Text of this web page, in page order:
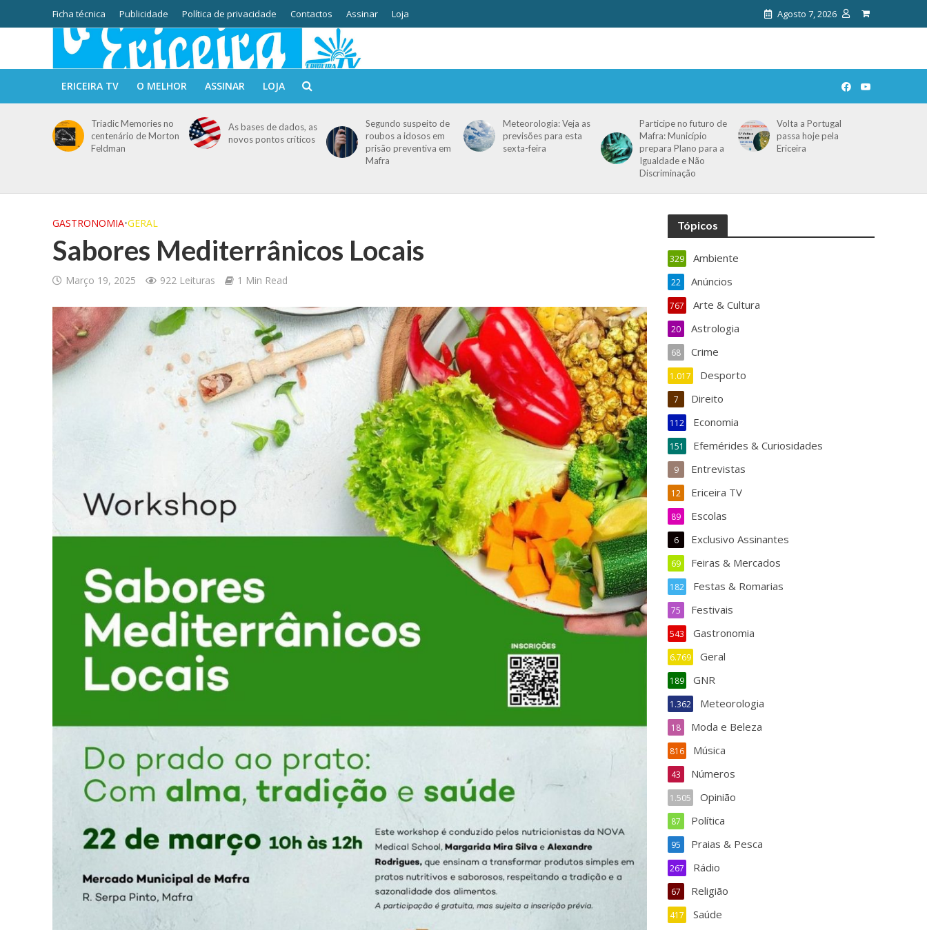
Ficha técnica Publicidade Política de privacidade Contactos Assinar Loja Agosto 7, 2026
ERICEIRA TV O MELHOR ASSINAR LOJA
Triadic Memories no
centenário de Morton
Feldman
As bases de dados, as
novos pontos críticos
Segundo suspeito de
roubos a idosos em
prisão preventiva em
Mafra
Meteorologia: Veja as
previsões para esta
sexta-feira
Participe no futuro de
Mafra: Município
prepara Plano para a
Igualdade e Não
Discriminação
Volta a Portugal
passa hoje pela
Ericeira
GASTRONOMIA•GERAL
Sabores Mediterrânicos Locais
Março 19, 2025 922 Leituras 1 Min Read
Tópicos
Ambiente
329
Anúncios
22
Arte & Cultura
767
Astrologia
20
Crime
68
Desporto
1.017
Direito
7
Economia
112
Efemérides & Curiosidades
151
Entrevistas
9
Ericeira TV
12
Escolas
89
Exclusivo Assinantes
6
Feiras & Mercados
69
Festas & Romarias
182
Festivais
75
Gastronomia
543
Geral
6.769
GNR
189
Meteorologia
1.362
Moda e Beleza
18
Música
816
Números
43
Opinião
1.505
Política
87
Praias & Pesca
95
Rádio
267
Religião
67
Saúde
417